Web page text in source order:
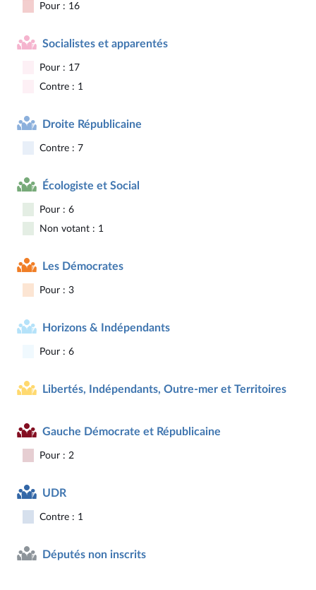
Pour : 16
Socialistes et apparentés
Pour : 17
Contre : 1
Droite Républicaine
Contre : 7
Écologiste et Social
Pour : 6
Non votant : 1
Les Démocrates
Pour : 3
Horizons & Indépendants
Pour : 6
Libertés, Indépendants, Outre-mer et Territoires
Gauche Démocrate et Républicaine
Pour : 2
UDR
Contre : 1
Députés non inscrits